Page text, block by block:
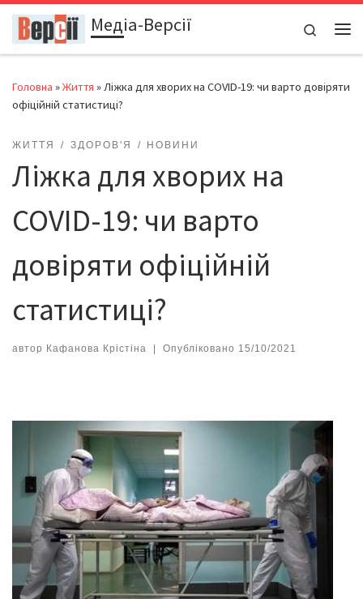
Перейти до вмістуМедіа-Версії
Search
Головна »Життя »Ліжка для хворих на COVID-19: чи варто довіряти
офіційній статистиці?
ЖИТТЯ ЗДОРОВ'Я НОВИНИ
Ліжка для хворих на
COVID-19: чи варто
довіряти офіційній
статистиці?
автор Кафанова Крістіна | Опубліковано 15/10/2021